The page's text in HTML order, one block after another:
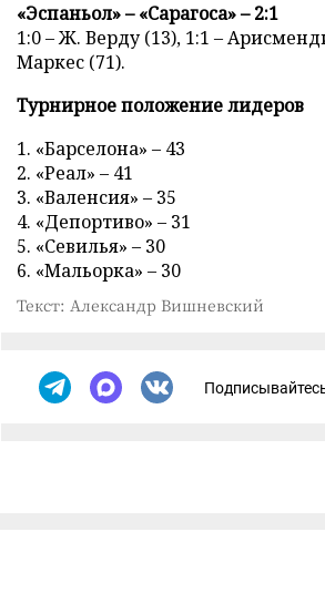
«Эспаньол» – «Сарагоса» – 2:1
1:0 – Ж. Верду (13), 1:1 –
Маркес (71).
Турнирное положение лидеров
1. «Барселона» – 43
2. «Реал» – 41
3. «Валенсия» – 35
4. «Депортиво» – 31
5. «Севилья» – 30
6. «Мальорка» – 30
Текст: Александр Вишневский